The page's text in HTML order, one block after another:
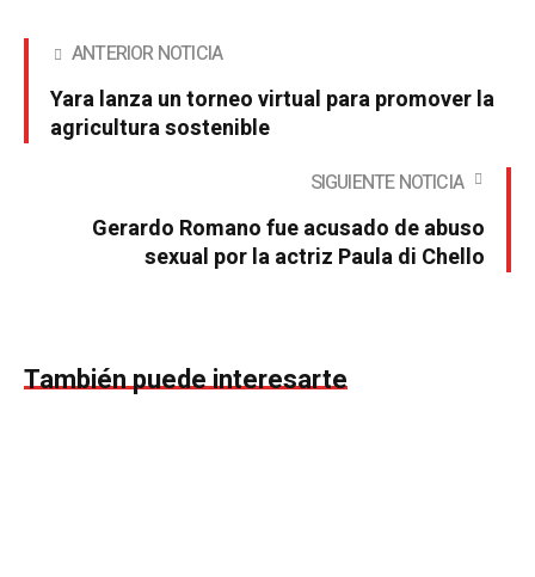
ANTERIOR NOTICIA
Yara lanza un torneo virtual para promover la
agricultura sostenible
SIGUIENTE NOTICIA
Gerardo Romano fue acusado de abuso
sexual por la actriz Paula di Chello
También puede interesarte